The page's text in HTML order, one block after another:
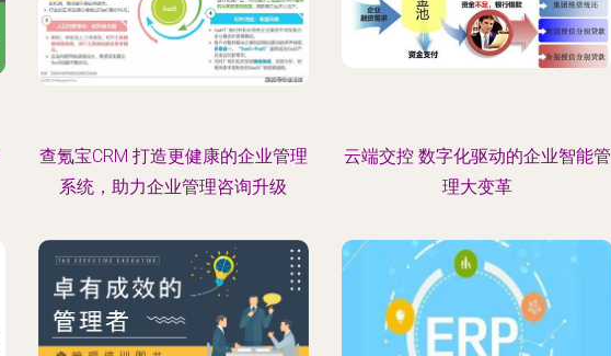
查氪宝CRM 打造更健康的企业管理
系统，助力企业管理咨询升级
云端交控 数字化驱动的企业智能管
理大变革